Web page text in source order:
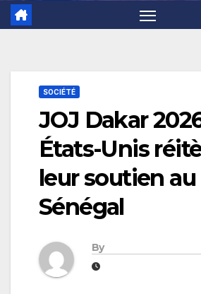
SOCIÉTÉ
JOJ Dakar
États-Unis
leur soutien au
Sénégal
By